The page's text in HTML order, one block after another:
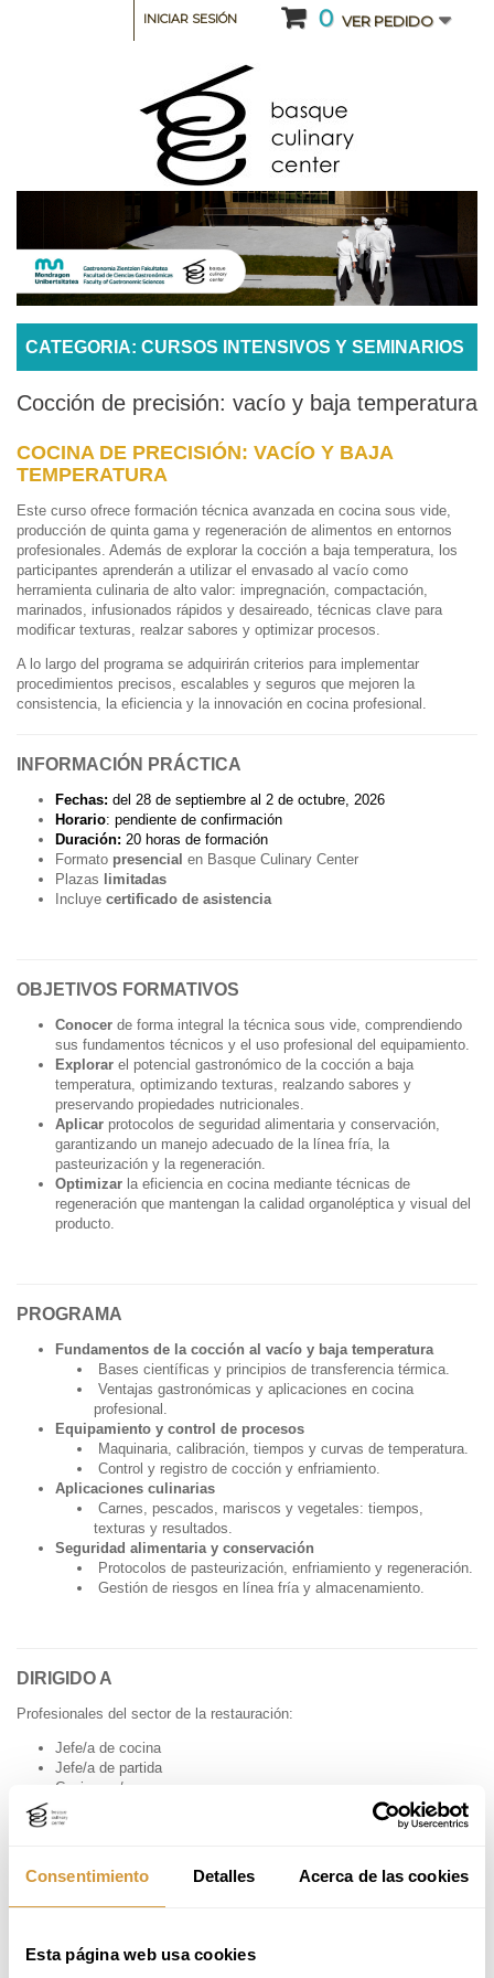
Consentimiento Detalles Acerca de las cookies
Esta página web usa cookies
0 VER PEDIDO
INICIAR SESIÓN
CATEGORIA: CURSOS INTENSIVOS Y SEMINARIOS
Cocción de precisión: vacío y baja temperatura
COCINA DE PRECISIÓN: VACÍO Y BAJA
TEMPERATURA
Este curso ofrece formación técnica avanzada en cocina sous vide,
producción de quinta gama y regeneración de alimentos en entornos
profesionales. Además de explorar la cocción a baja temperatura, los
participantes aprenderán a utilizar el envasado al vacío como
herramienta culinaria de alto valor: impregnación, compactación,
marinados, infusionados rápidos y desaireado, técnicas clave para
modificar texturas, realzar sabores y optimizar procesos.
A lo largo del programa se adquirirán criterios para implementar
procedimientos precisos, escalables y seguros que mejoren la
consistencia, la eficiencia y la innovación en cocina profesional.
INFORMACIÓN PRÁCTICA
Fechas: del 28 de septiembre al 2 de octubre, 2026
Horario: pendiente de confirmación
Duración: 20 horas de formación
Formato presencial en Basque Culinary Center
Plazas
limitadas
Incluye certificado de asistencia
OBJETIVOS FORMATIVOS
Conocer de forma integral la técnica sous vide, comprendiendo
sus fundamentos técnicos y el uso profesional del equipamiento.
Explorar el potencial gastronómico de la cocción a baja
temperatura, optimizando texturas, realzando sabores y
preservando propiedades nutricionales.
Aplicar protocolos de seguridad alimentaria y conservación,
garantizando un manejo adecuado de la línea fría, la
pasteurización y la regeneración.
Optimizar la eficiencia en cocina mediante técnicas de
regeneración que mantengan la calidad organoléptica y visual del
producto.
PROGRAMA
Fundamentos de la cocción al vacío y baja temperatura
Bases científicas y principios de transferencia térmica.
Ventajas gastronómicas y aplicaciones en cocina
profesional.
Equipamiento y control de procesos
Maquinaria, calibración, tiempos y curvas de temperatura.
Control y registro de cocción y enfriamiento.
Aplicaciones culinarias
Carnes, pescados, mariscos y vegetales: tiempos,
texturas y resultados.
Seguridad alimentaria y conservación
Protocolos de pasteurización, enfriamiento y regeneración.
Gestión de riesgos en línea fría y almacenamiento.
DIRIGIDO A
Profesionales del sector de la restauración:
Jefe/a de cocina
Jefe/a de partida
Cocineros/as
Recién graduados en cocina
Este curso está dirigido a quienes desean aplicar la técnica sous vide y